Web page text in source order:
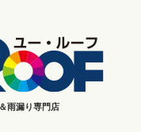
雨漏り専門店